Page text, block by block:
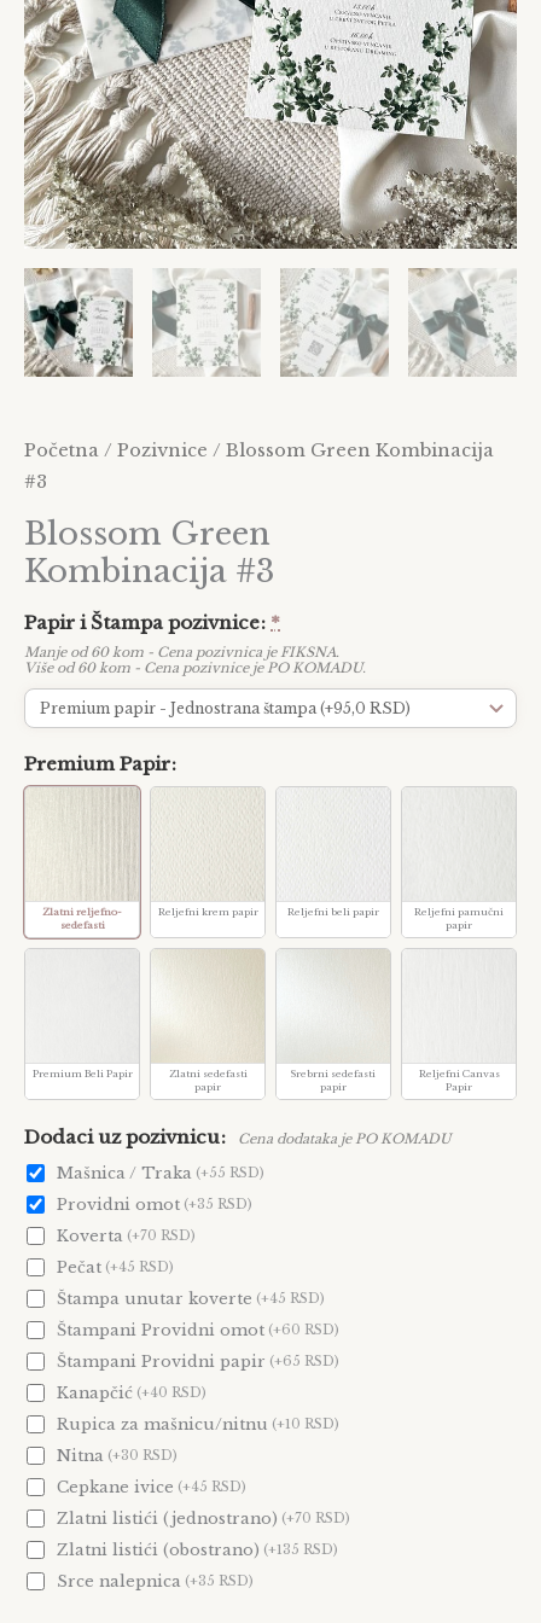
Početna / Pozivnice / Blossom Green Kombinacija
#3
Blossom Green
Kombinacija #3
Papir i Štampa pozivnice *
Manje od 60 kom - Cena pozivnica je FIKSNA.
Više od 60 kom - Cena pozivnice je PO KOMADU.
Premium Papir
Zlatni reljefno-
sedefasti
Reljefni krem papir Reljefni beli papir
Reljefni pamučni
papir
Premium Beli Papir
Zlatni sedefasti
papir
Srebrni sedefasti
papir
Reljefni Canvas
Papir
Dodaci uz pozivnicu Cena dodataka je PO KOMADU
Mašnica / Traka (+55 RSD)
Providni omot (+35 RSD)
Koverta (+70 RSD)
Pečat (+45 RSD)
Štampa unutar koverte (+45 RSD)
Štampani Providni omot (+60 RSD)
Štampani Providni papir (+65 RSD)
Kanapčić (+40 RSD)
Rupica za mašnicu/nitnu (+10 RSD)
Nitna (+30 RSD)
Cepkane ivice (+45 RSD)
Zlatni listići (jednostrano) (+70 RSD)
Zlatni listići (obostrano) (+135 RSD)
Srce nalepnica (+35 RSD)
13 14
19 20 21